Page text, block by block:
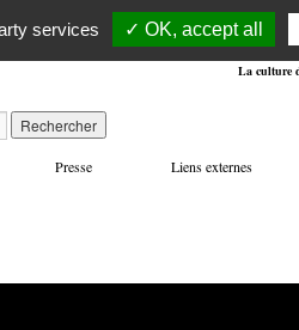
La culture
Presse Liens externes
services ✓ OK, accept all